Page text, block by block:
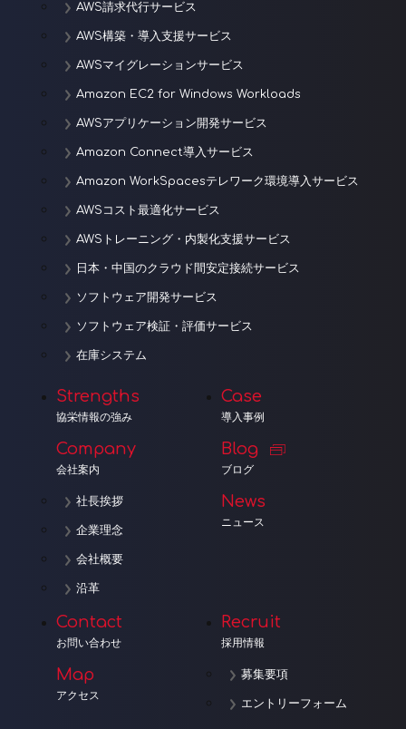
AWS請求代行サービス
AWS構築・導入支援サービス
AWSマイグレーションサービス
Amazon EC2 for Windows Workloads
AWSアプリケーション開発サービス
Amazon Connect導入サービス
Amazon WorkSpacesテレワーク環境導入サービス
AWSコスト最適化サービス
AWSトレーニング・内製化支援サービス
日本・中国のクラウド間安定接続サービス
ソフトウェア開発サービス
ソフトウェア検証・評価サービス
在庫システム
Strengths
協栄情報の強み
Company
会社案内
社長挨拶
企業理念
会社概要
沿革
Case
導入事例
Blog
ブログ
News
ニュース
Contact
お問い合わせ
Map
アクセス
Recruit
採用情報
募集要項
エントリーフォーム